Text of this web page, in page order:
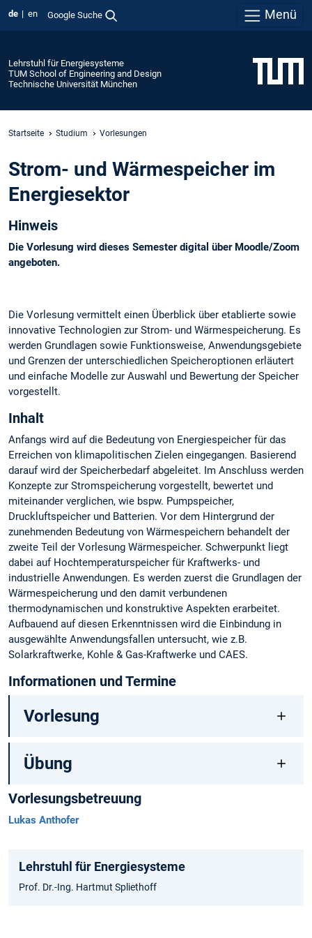
de en Google Suche Menü
Lehrstuhl für Energiesysteme
TUM School of Engineering and Design
Technische Universität München
Startseite Studium Vorlesungen
Strom- und Wärmespeicher im
Energiesektor
Hinweis
Die Vorlesung wird dieses Semester digital über Moodle/Zoom
angeboten.
Die Vorlesung vermittelt einen Überblick über etablierte sowie
innovative Technologien zur Strom- und Wärmespeicherung. Es
werden Grundlagen sowie Funktionsweise, Anwendungsgebiete
und Grenzen der unterschiedlichen Speicheroptionen erläutert
und einfache Modelle zur Auswahl und Bewertung der Speicher
vorgestellt.
Inhalt
Anfangs wird auf die Bedeutung von Energiespeicher für das
Erreichen von klimapolitischen Zielen eingegangen. Basierend
darauf wird der Speicherbedarf abgeleitet. Im Anschluss werden
Konzepte zur Stromspeicherung vorgestellt, bewertet und
miteinander verglichen, wie bspw. Pumpspeicher,
Druckluftspeicher und Batterien. Vor dem Hintergrund der
zunehmenden Bedeutung von Wärmespeichern behandelt der
zweite Teil der Vorlesung Wärmespeicher. Schwerpunkt liegt
dabei auf Hochtemperaturspeicher für Kraftwerks- und
industrielle Anwendungen. Es werden zuerst die Grundlagen der
Wärmespeicherung und den damit verbundenen
thermodynamischen und konstruktive Aspekten erarbeitet.
Aufbauend auf diesen Erkenntnissen wird die Einbindung in
ausgewählte Anwendungsfallen untersucht, wie z.B.
Solarkraftwerke, Kohle & Gas-Kraftwerke und CAES.
Informationen und Termine
Vorlesung
Übung
Vorlesungsbetreuung
Lukas Anthofer
Lehrstuhl für Energiesysteme
Prof. Dr.-Ing. Hartmut Spliethoff